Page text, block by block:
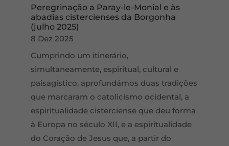
Peregrinação a Paray-le-Monial e às
abadias cistercienses da Borgonha
(julho 2025)
8 Dez 2025
Cumprindo um itinerário,
simultaneamente, espiritual, cultural e
paisagístico, aprofundámos duas tradições
que marcaram o catolicismo ocidental, a
espiritualidade cisterciense que deu forma
à Europa no século XII, e a espiritualidade
do Coração de Jesus que, a partir do